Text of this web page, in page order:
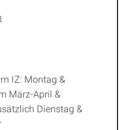
IZ: Montag &
März-April &
Dienstag &